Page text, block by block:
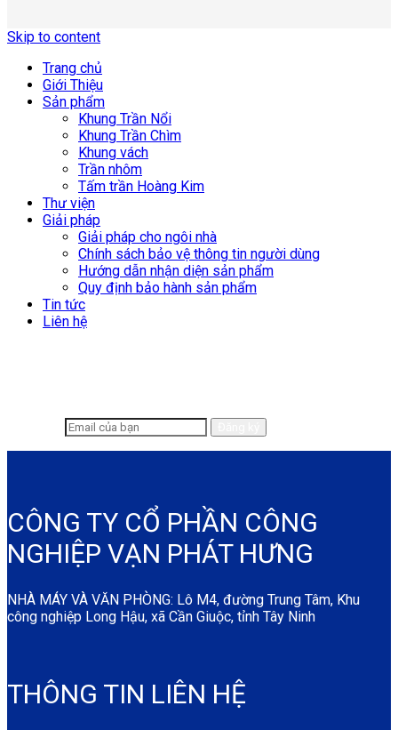
Skip to content
Trang chủ
Giới Thiệu
Sản phẩm
Khung Trần Nổi
Khung Trần Chìm
Khung vách
Trần nhôm
Tấm trần Hoàng Kim
Thư viện
Giải pháp
Giải pháp cho ngôi nhà
Chính sách bảo vệ thông tin người dùng
Hướng dẫn nhận diện sản phẩm
Quy định bảo hành sản phẩm
Tin tức
Liên hệ
CÔNG TY CỔ PHẦN CÔNG
NGHIỆP VẠN PHÁT HƯNG
NHÀ MÁY VÀ VĂN PHÒNG: Lô M4, đường Trung Tâm, Khu
công nghiệp Long Hậu, xã Cần Giuộc, tỉnh Tây Ninh
THÔNG TIN LIÊN HỆ